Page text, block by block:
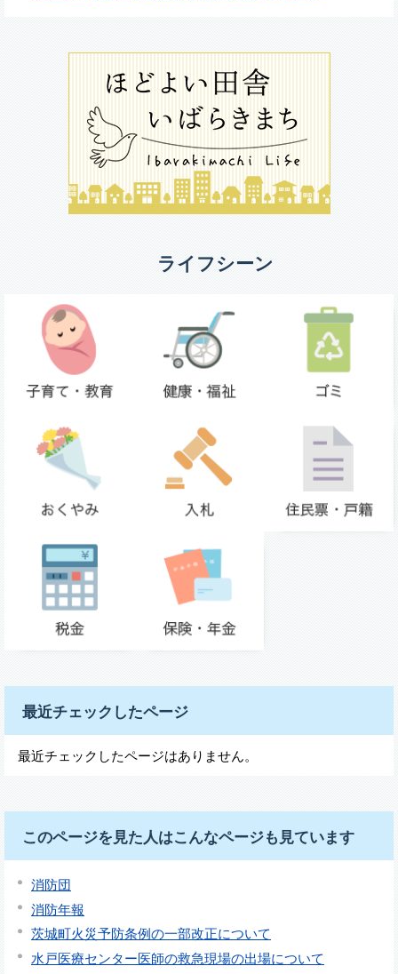
ライフシーン
最近チェックしたページ
最近チェックしたページはありません。
このページを見た人はこんなページも見ています
消防団
消防年報
茨城町火災予防条例の一部改正について
水戸医療センター医師の救急現場の出場について